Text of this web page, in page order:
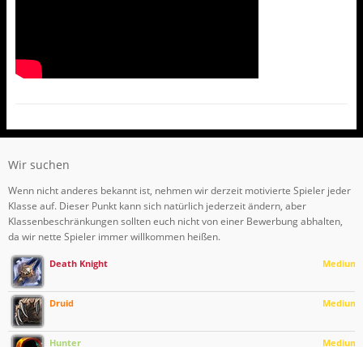
Wir suchen
Wenn nicht anderes bekannt ist, nehmen wir derzeit motivierte Spieler jeder
Klasse auf. Dieser Punkt kann sich natürlich jederzeit ändern, aber
Klassenbeschränkungen sollten euch nicht von einer Bewerbung abhalten,
da wir nette Spieler immer willkommen heißen.
Death Knight Medium
Druid Medium
Hunter Medium